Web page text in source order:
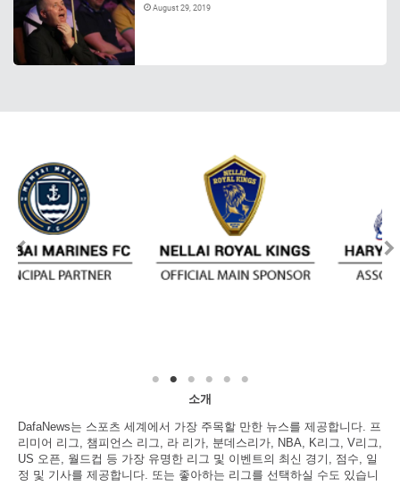
August 29, 2019
소개
DafaNews는 스포츠 세계에서 가장 주목할 만한 뉴스를 제공합니다. 프
리미어 리그, 챔피언스 리그, 라 리가, 분데스리가, NBA, K리그, V리그,
US 오픈, 월드컵 등 가장 유명한 리그 및 이벤트의 최신 경기, 점수, 일
정 및 기사를 제공합니다. 또는 좋아하는 리그를 선택하실 수도 있습니